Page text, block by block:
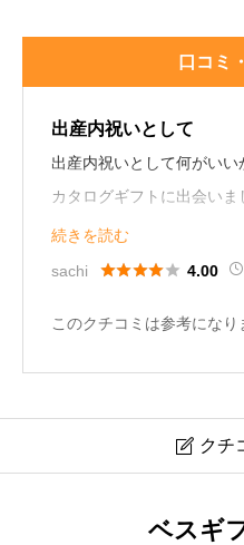
口コミ
出産内祝いとして
出産内祝いとして何がい
カタログギフトに出会いま
様々なギフトオプション
ました。
続きを読む
sachi
 4.00
このクチコミは参考になり
 クチ
ベスギ